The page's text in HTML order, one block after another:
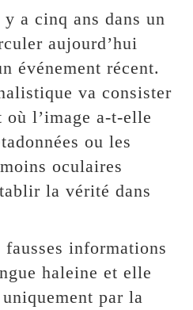
a cinq ans dans un
aujourd’hui
événement récent.
va consister
l’image a-t-elle
ou les
oculaires
la vérité dans
informations
haleine et elle
par la